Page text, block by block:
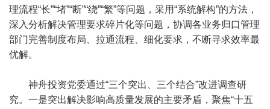
理流程“长”“堵”“断”“绕”“繁”等问题，采用“系统解构”的方法，
深入分析解决管理要求碎片化等问题，协调各业务归口管理
部门完善制度布局、拉通流程、细化要求，不断寻求效率最
优解。
神舟投资党委通过“三个突出、三个结合”改进调查研
究。一是突出解决影响高质量发展的主要矛盾，聚焦“十五